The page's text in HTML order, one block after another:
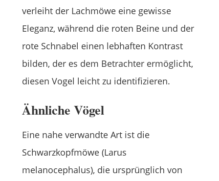
verleiht der Lachmöwe eine gewisse
Eleganz, während die roten Beine und der
rote Schnabel einen lebhaften Kontrast
bilden, der es dem Betrachter ermöglicht,
diesen Vogel leicht zu identifizieren.
Ähnliche Vögel
Eine nahe verwandte Art ist die
Schwarzkopfmöwe (Larus
melanocephalus), die ursprünglich von